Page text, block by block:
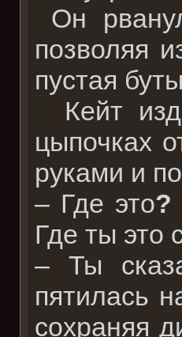
Он
позволяя
пустая
Кейт
цыпочках
руками и
– Где это?
Где ты
– Ты
пятилась
сохраняя